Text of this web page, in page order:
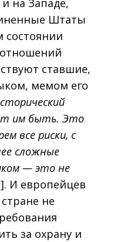
Штаты
ставшие,
мемом его
им быть. Это
все риски, с
сложные
— это не
И европейцев
не
за охрану и